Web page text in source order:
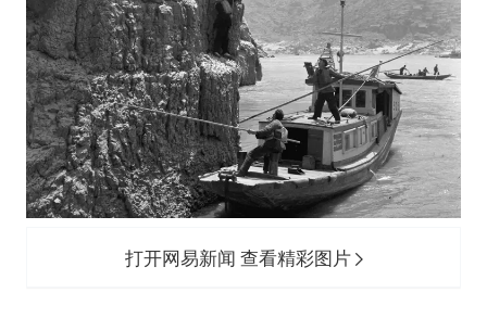
打开网易新闻 查看精彩图片